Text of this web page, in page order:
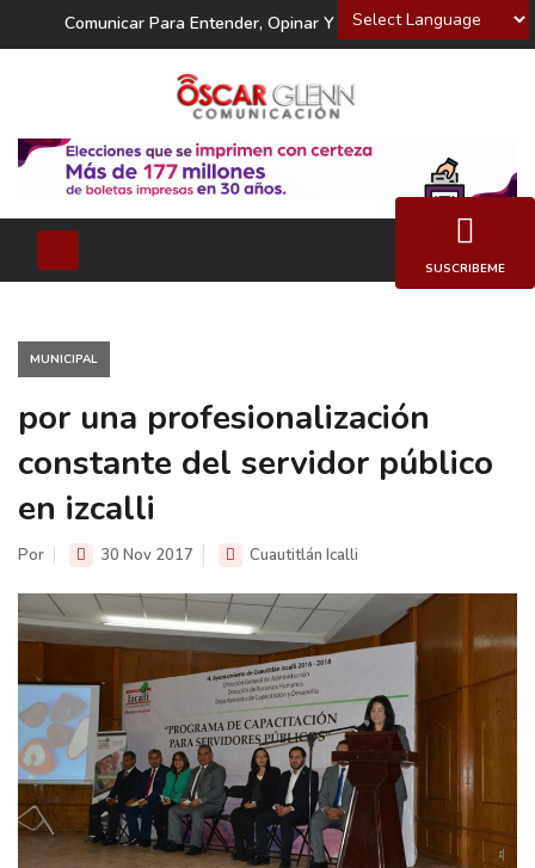
Powered by
Comunicar Para Entender, Opinar Y Decidir
MUNICIPAL
por una profesionalización
constante del servidor público
en izcalli
Por 30 Nov 2017 Cuautitlán Icalli
SUSCRIBEME